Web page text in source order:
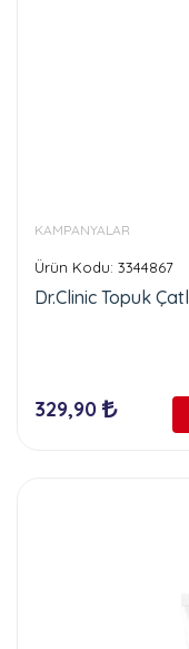
KAMPANYALAR
Ürün Kodu: 3344867
Dr.Clinic Topuk
329,90